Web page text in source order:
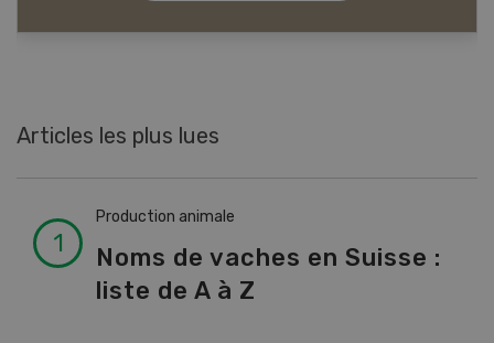
Articles les plus lues
Production animale
Noms de vaches en Suisse :
liste de A à Z